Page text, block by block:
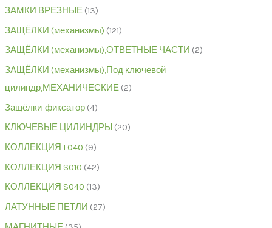
ЗАМКИ ВРЕЗНЫЕ 13
ЗАЩЁЛКИ (механизмы) 121
ЗАЩЁЛКИ (механизмы),ОТВЕТНЫЕ ЧАСТИ 2
ЗАЩЁЛКИ (механизмы),Под ключевой
цилиндр,МЕХАНИЧЕСКИЕ 2
Защёлки-фиксатор 4
КЛЮЧЕВЫЕ ЦИЛИНДРЫ
20
КОЛЛЕКЦИЯ L040 9
КОЛЛЕКЦИЯ S010 42
КОЛЛЕКЦИЯ S040 13
ЛАТУННЫЕ ПЕТЛИ 27